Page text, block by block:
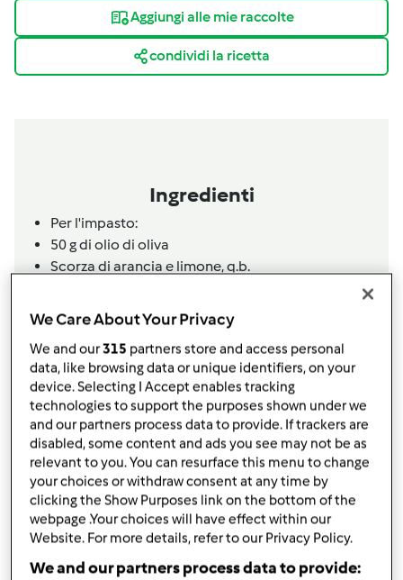
Aggiungi alle mie raccolte
condividi la ricetta
Ingredienti
Per l'impasto:
50gdi olio di oliva
Scorza di arancia e limone, q.b.
pizzicodi sale
3 misurini d’acqua
olio per friggere
Per il ripieno salato:
125gdi,grano cotto
6
acciughe,
sott’olio
1cucchiaio di capperi
olio di oliva
Per il ripieno dolce:
125gdi,grano cotto
50gdi cioccolato fondente,tritato
50gdi nocciole,(o noci) tritate
1cucchiaiodi frutta,candita
We Care About Your Privacy
We and our315 partners store and access personal
data, like browsing data or unique identifiers, on your
device. Selecting I Accept enables tracking
technologies to support the purposes shown under we
and our partners process data to provide. If trackers are
disabled, some content and ads you see may not be as
relevant to you. You can resurface this menu to change
your choices or withdraw consent at any time by
clicking the Show Purposes link on the bottom of the
webpage .Your choices will have effect within our
Website. For more details, refer to our Privacy Policy.
We and our partners process data to provide: